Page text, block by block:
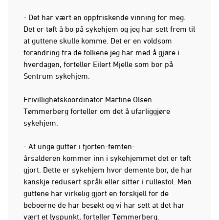
- Det har vært en oppfriskende vinning for meg.
Det er tøft å bo på sykehjem og jeg har sett frem til
at guttene skulle komme. Det er en voldsom
forandring fra de folkene jeg har med å gjøre i
hverdagen, forteller Eilert Mjelle som bor på
Sentrum sykehjem.
Frivillighetskoordinator Martine Olsen
Tømmerberg forteller om det å ufarliggjøre
sykehjem.
- At unge gutter i fjorten-femten-
årsalderen kommer inn i sykehjemmet det er tøft
gjort. Dette er sykehjem hvor demente bor, de har
kanskje redusert språk eller sitter i rullestol. Men
guttene har virkelig gjort en forskjell for de
beboerne de har besøkt og vi har sett at det har
vært et lyspunkt, forteller Tømmerberg.